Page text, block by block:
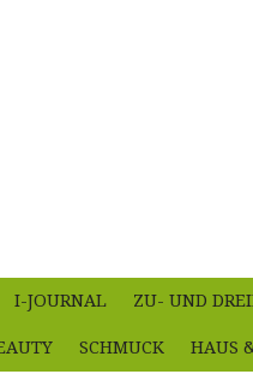
I-JOURNAL ZU- UND
SCHMUCK HAUS